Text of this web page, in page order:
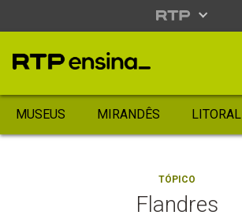
MUSEUS MIRANDÊS LITORAL
TÓPICO
Flandres